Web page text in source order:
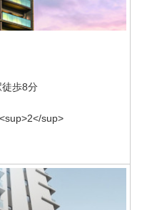
歩8分
sup>